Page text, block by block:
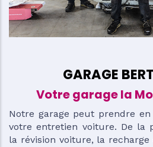
GARAGE
Votre garage la
Notre garage peut prendre
votre entretien voiture. De la
la révision voiture, la